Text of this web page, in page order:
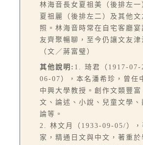
林海音長女夏祖美（後排左一
夏祖麗（後排左二）及其他文
照。林海音時常在自宅客廳宴
友齊聚暢聊，至今仍讓文友津
（文／蔣富璧）
其他說明: 1. 琦君（1917-07-
06-07），本名潘希珍，曾任
中興大學教授。創作文類豐富
文、論述、小說、兒童文學、
論等。
2. 林文月（1933-09-05/），
家，精通日文與中文，著重於